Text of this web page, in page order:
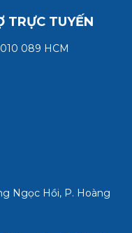
TRỰC TUYẾN
089 HCM
Ngọc Hồi, P. Hoàng